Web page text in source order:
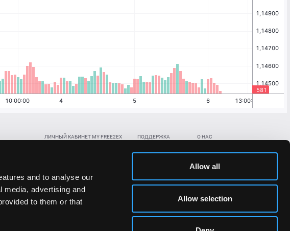
and to analyse our
media, advertising and
to them or that
Allow all
Allow selection
ЛИЧНЫЙ КАБИНЕТ MY FREE2EX
Партнерская ссылка
Восстановить пароль/ПИН-код
ПОДДЕРЖКА
О НАС
Политика конфиденциальности
Раскрытие рисков
в результате волатильности стоимости токенов;